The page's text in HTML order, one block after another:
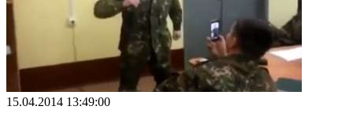
15.04.2014 13:49:00